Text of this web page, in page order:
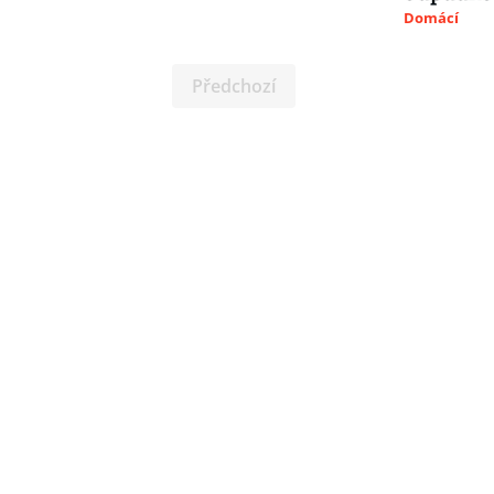
Domácí
Předchozí